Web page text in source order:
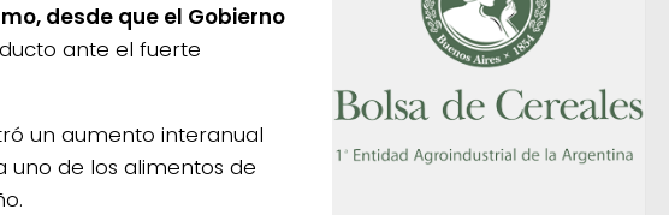
desde que el Gobierno
ante el fuerte
un aumento interanual
uno de los alimentos de